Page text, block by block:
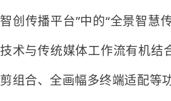
智创传播平台”中的“全景智慧
技术与传统媒体工作流有机结
剪组合、全画幅多终端适配等